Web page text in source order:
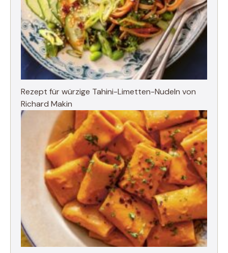
Rezept für würzige Tahini-Limetten-Nudeln von
Richard Makin